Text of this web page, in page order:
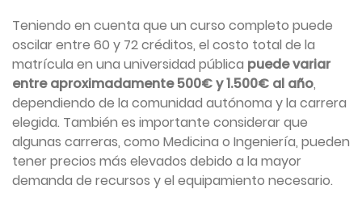
Teniendo en cuenta que un curso completo puede
oscilar entre 60 y 72 créditos, el costo total de la
matrícula en una universidad pública puede variar
entre aproximadamente 500€ y 1.500€ al año,
dependiendo de la comunidad autónoma y la carrera
elegida. También es importante considerar que
algunas carreras, como Medicina o Ingeniería, pueden
tener precios más elevados debido a la mayor
demanda de recursos y el equipamiento necesario.